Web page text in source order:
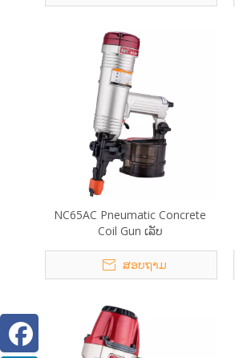
NC65AC Pneumatic Concrete
Coil Gun ເລັບ
ສອບຖາມ